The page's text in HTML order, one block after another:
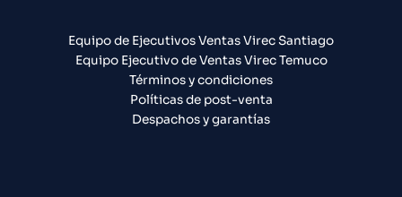
Equipo de Ejecutivos Ventas Virec Santiago
Equipo Ejecutivo de Ventas Virec Temuco
Términos y condiciones
Políticas de post-venta
Despachos y garantías